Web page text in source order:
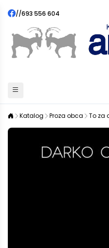
//693 556 604
Katalog Proza obca To za